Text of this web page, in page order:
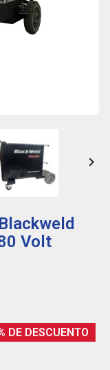

Volt
DE DESCUENTO